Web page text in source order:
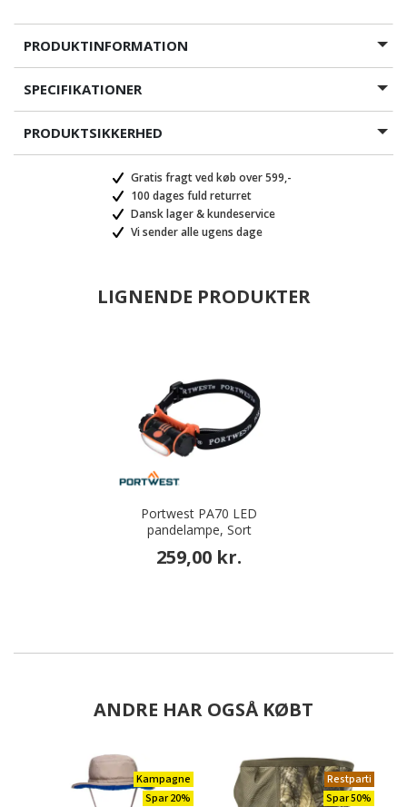
PRODUKTINFORMATION
SPECIFIKATIONER
PRODUKTSIKKERHED
Gratis fragt ved køb over 599,-
100 dages fuld returret
Dansk lager & kundeservice
Vi sender alle ugens dage
LIGNENDE PRODUKTER
Portwest PA70 LED
pandelampe, Sort
259,00 kr.
ANDRE HAR OGSÅ KØBT
Kampagne
Spar 20%
Restparti
Spar 50%